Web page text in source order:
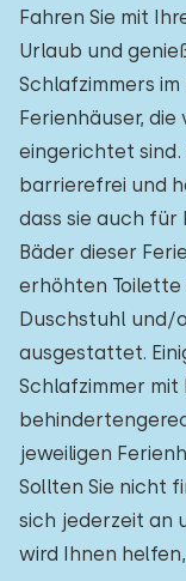
Fahren Sie mit
Urlaub und
Schlafzimmers
Ferienhäuser,
eingerichtet sind.
barrierefrei und
dass sie auch für
Bäder dieser
erhöhten Toilette
Duschstuhl und/
ausgestattet.
Schlafzimmer
jeweiligen
Sollten Sie nicht
sich jederzeit an
wird Ihnen